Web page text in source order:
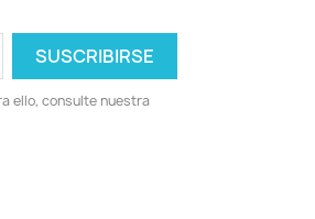
ello, consulte nuestra